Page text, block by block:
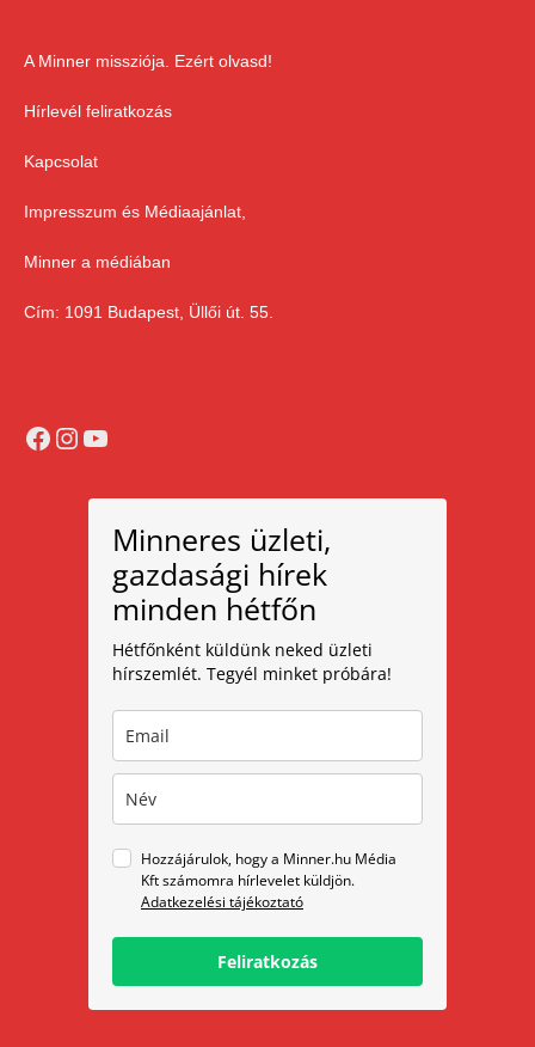
A Minner missziója. Ezért olvasd!
Hírlevél feliratkozás
Kapcsolat
Impresszum és Médiaajánlat,
Minner a médiában
Cím: 1091 Budapest, Üllői út. 55.
Facebook
Instagram
YouTube
Minneres üzleti,
gazdasági hírek
minden hétfőn
Hétfőnként küldünk neked üzleti
hírszemlét. Tegyél minket próbára!
Hozzájárulok, hogy a Minner.hu Média
Kft számomra hírlevelet küldjön.
Adatkezelési tájékoztató
Feliratkozás